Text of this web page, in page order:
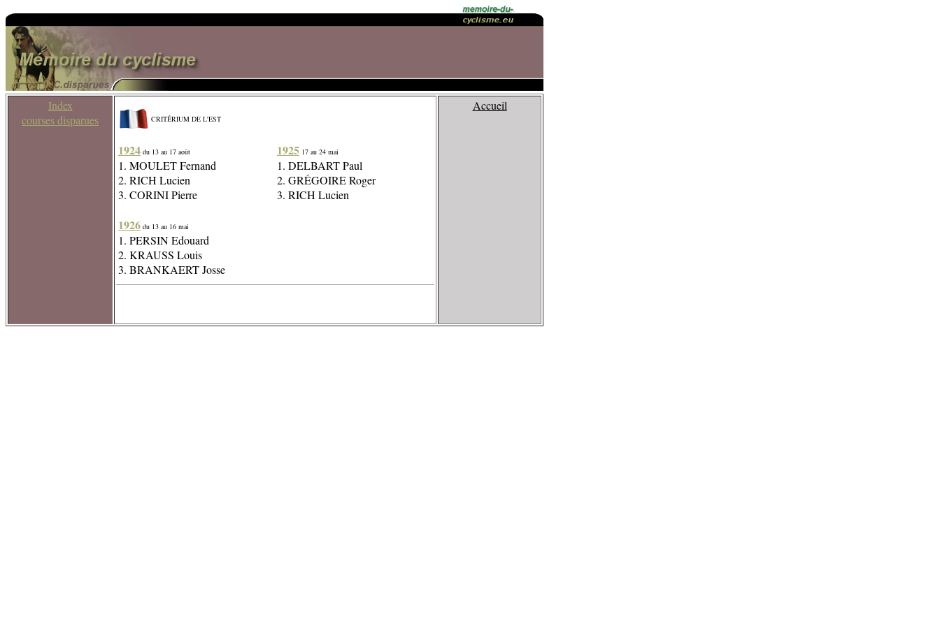
Index
courses disparues
CRITÉRIUM DE L'EST
1924 du 13 au 17 août
1. MOULET Fernand
2. RICH Lucien
3. CORINI Pierre
1926 du 13 au 16 mai
1. PERSIN Edouard
2. KRAUSS Louis
3. BRANKAERT Josse
1925 17 au 24 mai
1. DELBART Paul
2. GRÉGOIRE Roger
3. RICH Lucien
Accueil